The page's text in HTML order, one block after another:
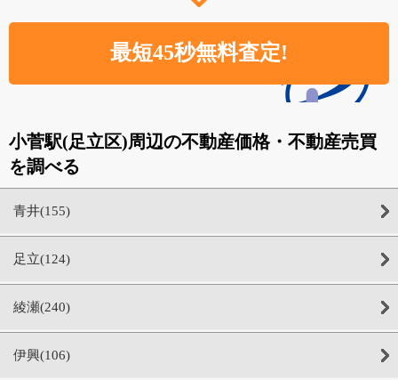
小菅駅(足立区)周辺の不動産価格・不動産売買
を調べる
青井(155)
足立(124)
綾瀬(240)
伊興(106)